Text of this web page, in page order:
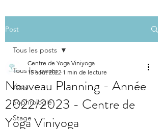
Post
Tous les posts
Yoga
Sophrologie
Stage
Tous les posts
Nouveau Planning - Année
2022/2023 - Centre de
Yoga Viniyoga
Centre de Yoga Viniyoga
15 août 2022 1 min de lecture